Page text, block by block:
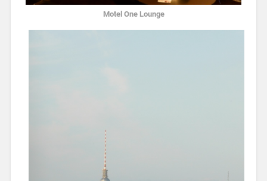
Motel One Lounge